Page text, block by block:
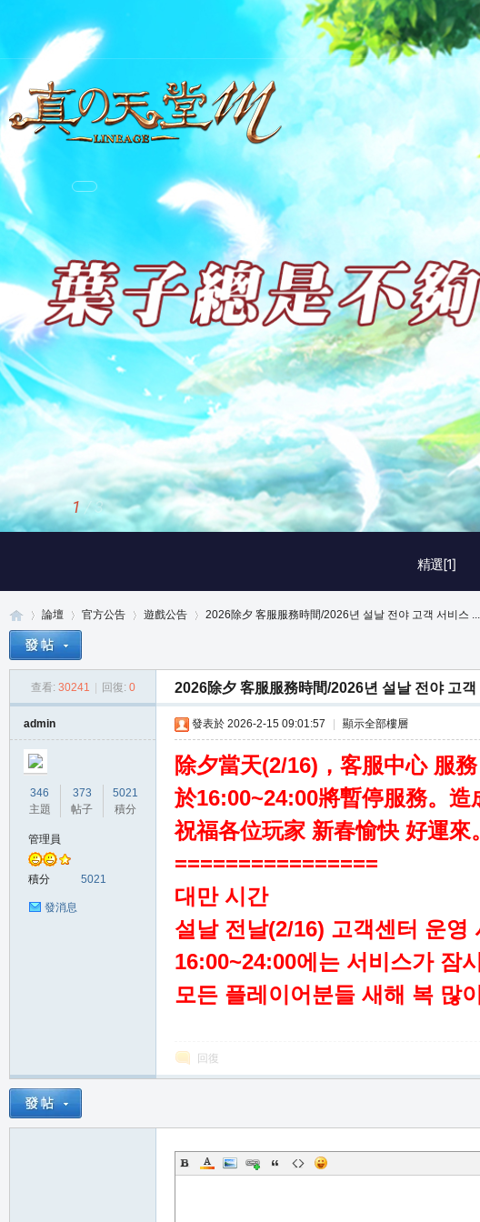
精選[1]
2 / 3
論壇
›
官方公告 遊戲公告
›
2026除夕 客服服務時間/2026년 설날 전야 고객 서비스 ...
查看: 30241 回復: 0 2026除夕 客服服務時間/2026년 설날 전야 고객
admin
346
主題
373
帖子
5021
積分
管理員
積分 5021
發消息
發表於 2026-2-15 09:01:57 顯示全部樓層
除夕當天(2/16)，客服中心 服
於16:00~24:00將暫停服務。造
祝福各位玩家 新春愉快 好運來。
================
대만 시간
설날 전날(2/16) 고객센터 운영
16:00~24:00에는 서비스가 잠
모든 플레이어분들 새해 복 많
回復